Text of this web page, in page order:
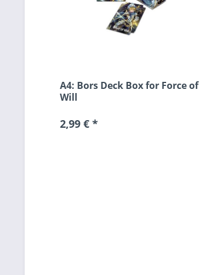
A4: Bors Deck Box for Force of
Will
2,99 € *